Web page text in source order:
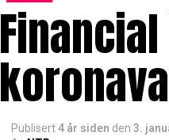
Publisert4 år siden den 3.